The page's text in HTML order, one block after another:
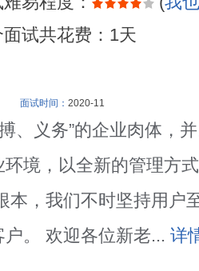
面试共花费：1天
面试时间： 2020-11
、义务”的企业肉体，
境，以全新的管理方
本，我们不时坚持用户
。 欢迎各位新老... 详